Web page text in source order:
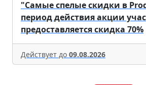
"Самые спелые скидки в
период действия акции
предоставляется скидка 70%
Действует до 09.08.2026